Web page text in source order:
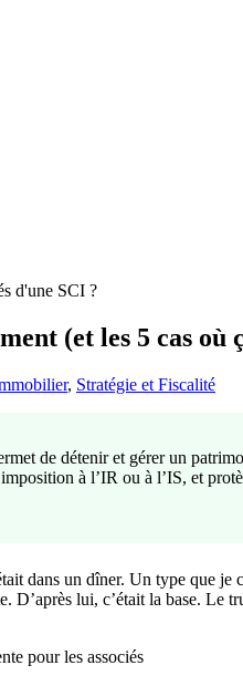
(et les 5 cas où
, Stratégie et Fiscalité
de détenir et gérer un
à l’IR ou à l’IS, et
dans un dîner. Un type que
D’après lui, c’était la base.